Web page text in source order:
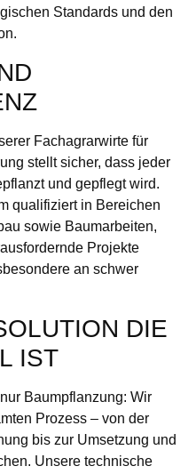
Standards und den
Fachagrarwirte für
stellt sicher, dass jeder
und gepflegt wird.
qualifiziert in Bereichen
sowie Baumarbeiten,
Projekte
an schwer
DIE
IST
Baumpflanzung: Wir
Prozess – von der
bis zur Umsetzung und
Unsere technische